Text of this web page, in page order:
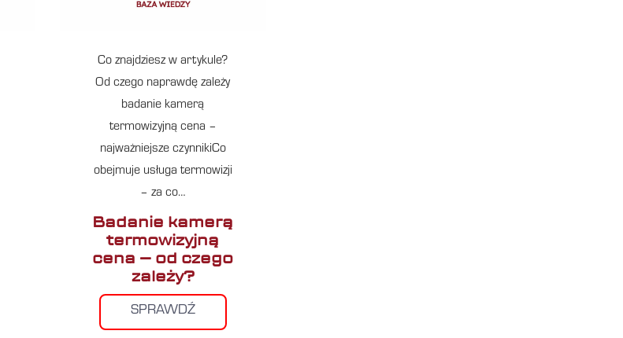
Co znajdziesz w artykule?
Od czego naprawdę zależy
badanie kamerą
termowizyjną cena –
najważniejsze czynnikiCo
obejmuje usługa termowizji
– za co…
Badanie kamerą
termowizyjną
cena – od czego
zależy?
SPRAWDŹ